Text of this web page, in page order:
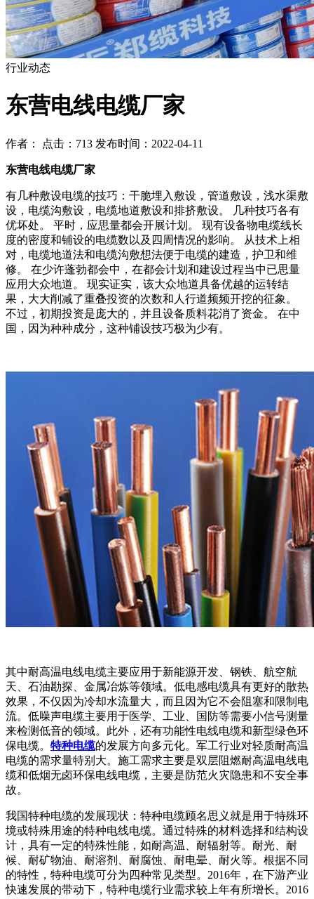
行业动态
东营电线电缆厂家
作者： 点击：713 发布时间：2022-04-11
东营电线电缆厂家
有几种敷设电缆的技巧：干脆埋入敷设，管道敷设，浅水渠敷
设，电缆沟敷设，电缆地道敷设和排挤敷设。 几种技巧各有
优坏处。 平时，应思量都会开展计划。 现有设备物电缆线长
度的密度和铺设的电缆数以及四周情况的影响。 从技术上相
对，电缆地道法和电缆沟敷想法便于电缆的建造，护卫和维
修。 在少许蓬勃都会中，在都会计划和建设过程当中已思量
应用大众地道。 现实证实，该大众地道具备优越的运转结
果，大大削减了重叠投资的次数和人行道频频开挖的征象。
不过，初期投资是庞大的，并且设备质料花消了资金。 在中
国，因为种种成分，这种铺设技巧极为少有。
其中耐高温电线电缆主要应用于新能源开发、钢铁、航空航
天、石油勘探、金属冶炼等领域。低电感电缆具有更好的散热
效果，不仅因为冷却水流量大，而且因为它不会阻塞和限制电
流。低噪声电缆主要用于医学、工业、国防等需要小信号测量
来检测低音的领域。此外，还有功能性电线电缆和新型绿色环
保电缆。 特种电缆的发展方向多元化。军工行业对轻质耐高温
电缆的需求量特别大。施工需求主要是双层阻燃耐高温电线电
缆和低烟无卤环保电线电缆，主要是防范火灾隐患和不安全事
故。
我国特种电缆的发展现状：特种电缆顾名思义就是用于特殊环
境或特殊用途的特种电线电缆。通过特殊的材料选择和结构设
计，具有一定的特殊性能，如耐高温、耐辐射等。耐光、耐
候、耐矿物油、耐溶剂、耐腐蚀、耐电晕、耐火等。根据不同
的特性，特种电缆可分为四种常见类型。2016年，在下游产业
快速发展的带动下，特种电缆行业需求较上年有所增长。2016